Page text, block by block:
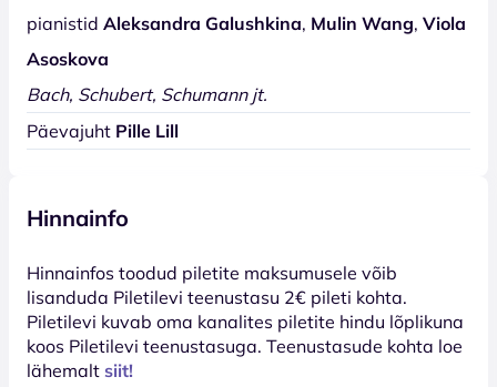
pianistid Aleksandra Galushkina, Mulin Wang, Viola
Asoskova
Bach, Schubert, Schumann jt.
Päevajuht Pille Lill
Hinnainfo
Hinnainfos toodud piletite maksumusele võib
lisanduda Piletilevi teenustasu 2€ pileti kohta.
Piletilevi kuvab oma kanalites piletite hindu lõplikuna
koos Piletilevi teenustasuga. Teenustasude kohta loe
lähemalt siit!